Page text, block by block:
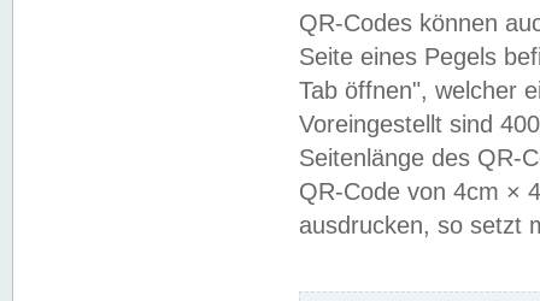
QR-Codes können
Seite eines Pegels
Tab öffnen", welcher
Voreingestellt sind
Seitenlänge des QR-
QR-Code von 4cm ×
ausdrucken, so setzt